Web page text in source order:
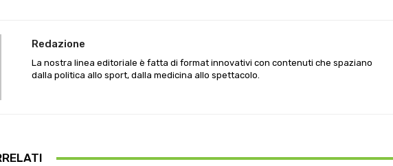
Redazione
La nostra linea editoriale è fatta di format innovativi con contenuti che spaziano
dalla politica allo sport, dalla medicina allo spettacolo.